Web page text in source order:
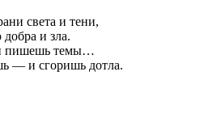
света и тени,
и зла.
пишешь темы…
— и сгоришь дотла.